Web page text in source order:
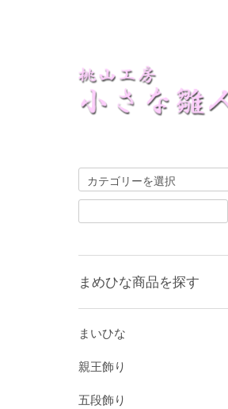
まめひな商品を探す
まいひな
親王飾り
五段飾り